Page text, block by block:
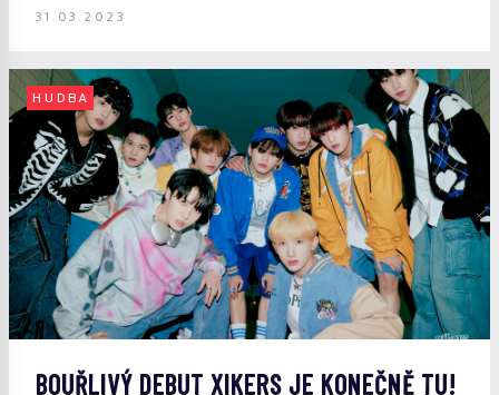
31.03.2023
HUDBA
BOUŘLIVÝ DEBUT XIKERS JE KONEČNĚ TU!